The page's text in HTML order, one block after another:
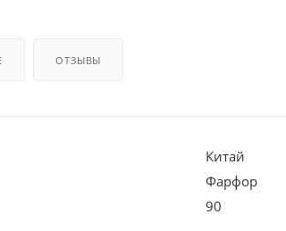
ОТЗЫВЫ
Китай
Фарфор
90